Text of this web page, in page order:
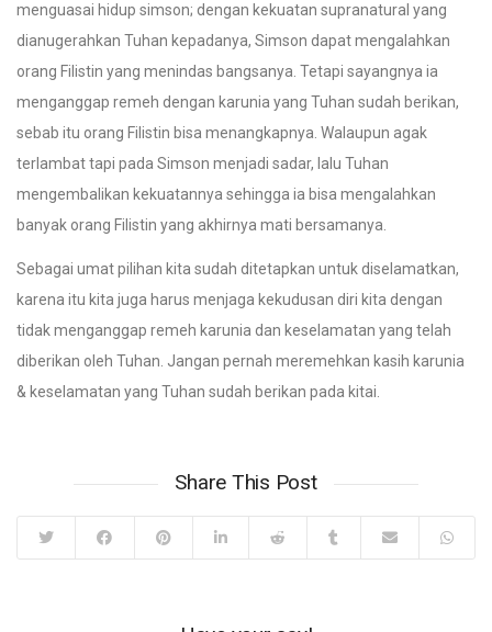
menguasai hidup simson; dengan kekuatan supranatural yang
dianugerahkan Tuhan kepadanya, Simson dapat mengalahkan
orang Filistin yang menindas bangsanya. Tetapi sayangnya ia
menganggap remeh dengan karunia yang Tuhan sudah berikan,
sebab itu orang Filistin bisa menangkapnya. Walaupun agak
terlambat tapi pada Simson menjadi sadar, lalu Tuhan
mengembalikan kekuatannya sehingga ia bisa mengalahkan
banyak orang Filistin yang akhirnya mati bersamanya.
Sebagai umat pilihan kita sudah ditetapkan untuk diselamatkan,
karena itu kita juga harus menjaga kekudusan diri kita dengan
tidak menganggap remeh karunia dan keselamatan yang telah
diberikan oleh Tuhan. Jangan pernah meremehkan kasih karunia
& keselamatan yang Tuhan sudah berikan pada kitai.
Share This Post